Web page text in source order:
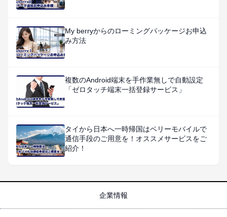
My berryからのローミングパッケージお申込
み方法
複数のAndroid端末を手作業無しで自動設定
「ゼロタッチ端末一括登録サービス」
タイから日本へ一時帰国はベリーモバイルで
通信手段のご用意を！オススメサービスをご
紹介！
企業情報